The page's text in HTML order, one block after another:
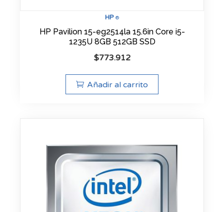
HP ®
HP Pavilion 15-eg2514la 15.6in Core i5-
1235U 8GB 512GB SSD
$773.912
Añadir al carrito